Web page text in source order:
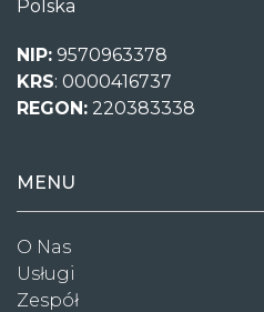
Polska
NIP: 9570963378
KRS: 0000416737
REGON: 220383338
MENU
O Nas
Usługi
Zespół